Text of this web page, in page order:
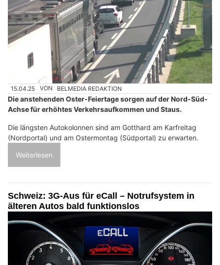
15.04.25 VON BELMEDIA REDAKTION
Die anstehenden Oster-Feiertage sorgen auf der Nord-Süd-
Achse für erhöhtes Verkehrsaufkommen und Staus.
Die längsten Autokolonnen sind am Gotthard am Karfreitag
(Nordportal) und am Ostermontag (Südportal) zu erwarten.
Weiterlesen
Schweiz: 3G-Aus für eCall – Notrufsystem in
älteren Autos bald funktionslos